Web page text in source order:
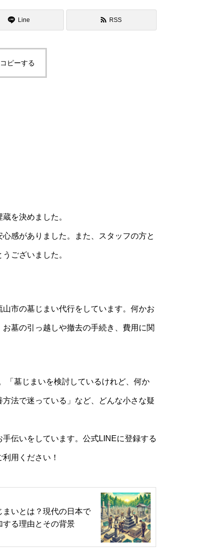
Line RSS
ピーする
を決めました。
感がありました。また、スタッフの方と
ございました。
市の墓じまい代行をしています。何かお
墓の引っ越しや撤去の手続き、費用に関
「墓じまいを検討しているけれど、何か
法で迷っている」など、どんな小さな疑
伝いをしています。公式LINEに登録する
用ください！
まいとは？現代の日本で
する理由とその背景
終了しました！